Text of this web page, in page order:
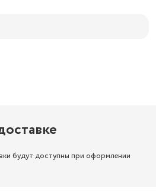
будут доступны при оформлении